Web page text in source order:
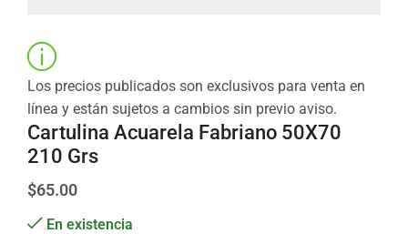
Los precios publicados son exclusivos para venta en
línea y están sujetos a cambios sin previo aviso.
Cartulina Acuarela Fabriano 50X70
210 Grs
$65.00
En existencia